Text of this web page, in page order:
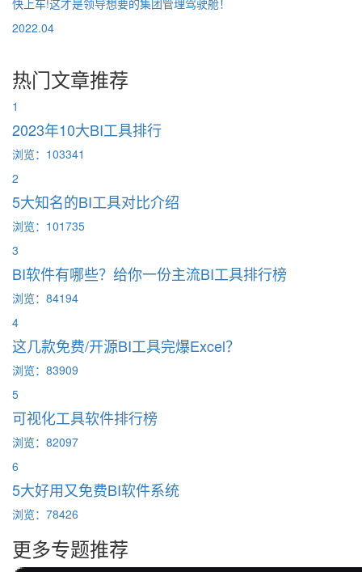
快上车!这才是领导想要的集团管理驾驶舱！
2022.04
热门文章推荐
1
2023年10大BI工具排行
浏览：103341
2
5大知名的BI工具对比介绍
浏览：101735
3
BI软件有哪些？给你一份主流BI工具排行榜
浏览：84194
4
这几款免费/开源BI工具完爆Excel？
浏览：83909
5
可视化工具软件排行榜
浏览：82097
6
5大好用又免费BI软件系统
浏览：78426
更多专题推荐